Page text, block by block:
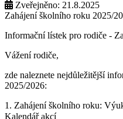
Zveřejněno: 21.8.2025
Zahájení školního roku 2025/
Informační lístek pro rodiče -
Vážení rodiče,
zde naleznete nejdůležitější
2025/2026:
1. Zahájení školního roku:
2025. Tento den končí po 1.
Kalendář akcí